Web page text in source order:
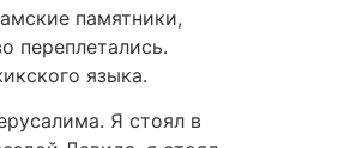
памятники,
переплетались.
языка.
Я стоял в